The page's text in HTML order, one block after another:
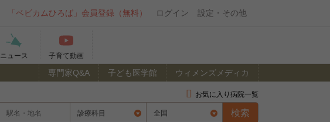
「ベビカムひろば」会員登録（無料） ログイン 設定・その他
ニュース 子育て動画
ウィメンズメディカ
子ども医学館
専門家Q&A
お気に入り病院一覧